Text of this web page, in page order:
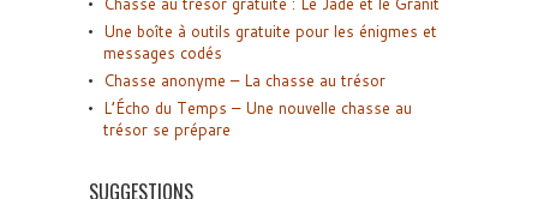
Une boîte à outils gratuite pour les énigmes et
messages codés
Chasse anonyme – La chasse au trésor
L’Écho du Temps – Une nouvelle chasse au
trésor se prépare
SUGGESTIONS